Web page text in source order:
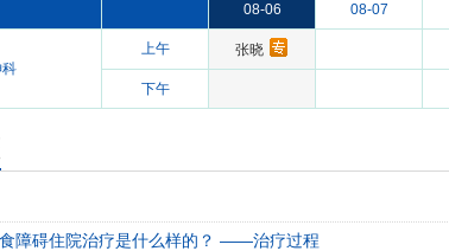
08-06 08-07
上午 张晓
下午
障碍住院治疗是什么样的？ ——治疗过程